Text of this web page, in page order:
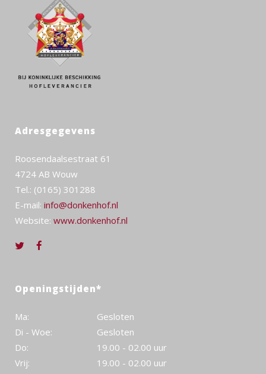
Adresgegevens
Roosendaalsestraat 61
4724 AB Wouw
Tel.: (0165) 301288
E-mail: info@donkenhof.nl
Website: www.donkenhof.nl
Openingstijden*
Ma:
Gesloten
Di - Woe:
Gesloten
Do:
19.00 - 02.00 uur
Vrij:
19.00 - 02.00 uur